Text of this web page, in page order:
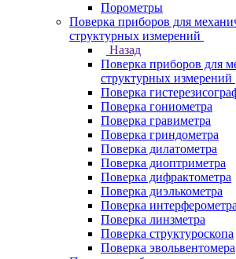
Порометры
Поверка приборов для
структурных измерений
Назад
Поверка приборов для
структурных измерений
Поверка
Поверка гониометра
Поверка гравиметра
Поверка гриндометра
Поверка дилатометра
Поверка диоптриметра
Поверка дифрактометра
Поверка диэлькометра
Поверка интерферометра
Поверка линзметра
Поверка структуроскопа
Поверка эвольвентомера